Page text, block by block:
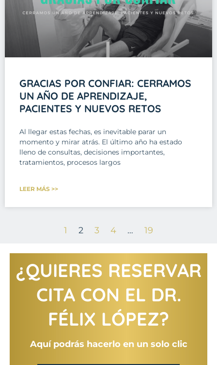
GRACIAS POR CONFIAR: CERRAMOS
UN AÑO DE APRENDIZAJE,
PACIENTES Y NUEVOS RETOS
Al llegar estas fechas, es inevitable parar un
momento y mirar atrás. El último año ha estado
lleno de consultas, decisiones importantes,
tratamientos, procesos largos
LEER MÁS >>
1 2 3 4 … 19
¿QUIERES RESERVAR
CITA CON EL DR.
FÉLIX LÓPEZ?
Aquí podrás hacerlo en un solo clic